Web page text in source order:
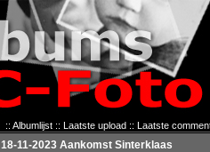
:: Albumlijst:: Laatste upload:: Laatste
18-11-2023 Aankomst Sinterklaas